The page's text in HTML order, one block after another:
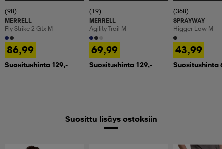
(98)
MERRELL
Fly Strike 2 Gtx M
86,99
Suositushinta 129,-
(19)
MERRELL
Agility Trail M
69,99
Suositushinta 129,-
(368)
SPRAYWAY
Higger Low M
43,99
Suositushinta
Suosittu lisäys ostoksiin